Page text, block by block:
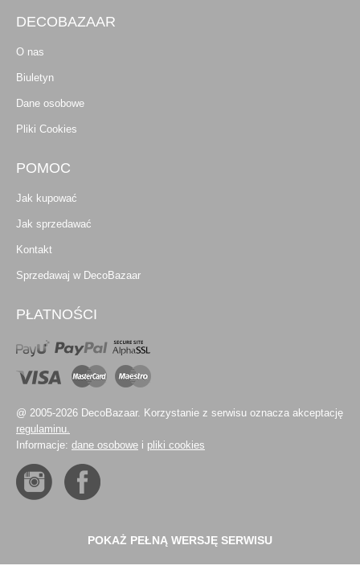
DECOBAZAAR
O nas
Biuletyn
Dane osobowe
Pliki Cookies
POMOC
Jak kupować
Jak sprzedawać
Kontakt
Sprzedawaj w DecoBazaar
PŁATNOŚCI
@ 2005-2026 DecoBazaar. Korzystanie z serwisu oznacza akceptację
regulaminu.
Informacje: dane osobowe i pliki cookies
POKAŻ PEŁNĄ WERSJĘ SERWISU